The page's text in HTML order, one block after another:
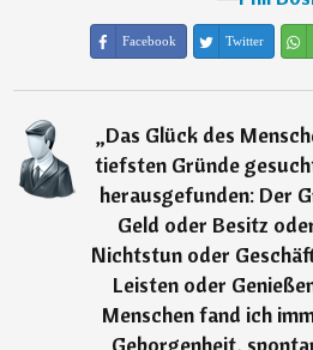
Facebook Twitter
„Das Glück des
tiefsten Gründe
herausgefunden: Der
Geld oder Besitz
Nichtstun oder
Leisten oder
Menschen fand ich